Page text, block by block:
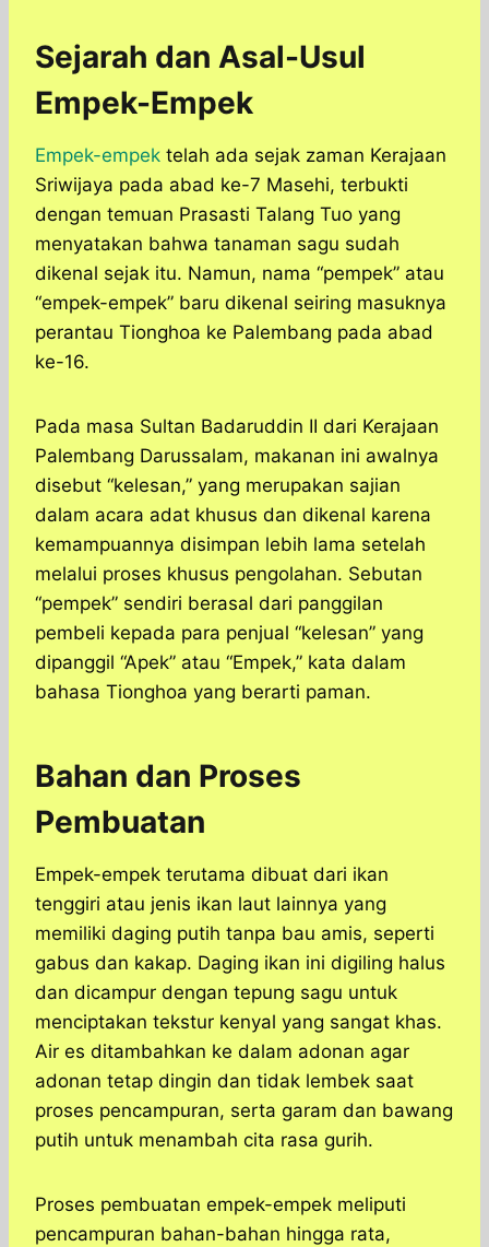
Sejarah dan Asal-Usul
Empek-Empek
Empek-empek telah ada sejak zaman Kerajaan
Sriwijaya pada abad ke-7 Masehi, terbukti
dengan temuan Prasasti Talang Tuo yang
menyatakan bahwa tanaman sagu sudah
dikenal sejak itu. Namun, nama “pempek” atau
“empek-empek” baru dikenal seiring masuknya
perantau Tionghoa ke Palembang pada abad
ke-16.
Pada masa Sultan Badaruddin II dari Kerajaan
Palembang Darussalam, makanan ini awalnya
disebut “kelesan,” yang merupakan sajian
dalam acara adat khusus dan dikenal karena
kemampuannya disimpan lebih lama setelah
melalui proses khusus pengolahan. Sebutan
“pempek” sendiri berasal dari panggilan
pembeli kepada para penjual “kelesan” yang
dipanggil “Apek” atau “Empek,” kata dalam
bahasa Tionghoa yang berarti paman.
Bahan dan Proses
Pembuatan
Empek-empek terutama dibuat dari ikan
tenggiri atau jenis ikan laut lainnya yang
memiliki daging putih tanpa bau amis, seperti
gabus dan kakap. Daging ikan ini digiling halus
dan dicampur dengan tepung sagu untuk
menciptakan tekstur kenyal yang sangat khas.
Air es ditambahkan ke dalam adonan agar
adonan tetap dingin dan tidak lembek saat
proses pencampuran, serta garam dan bawang
putih untuk menambah cita rasa gurih.
Proses pembuatan empek-empek meliputi
pencampuran bahan-bahan hingga rata,